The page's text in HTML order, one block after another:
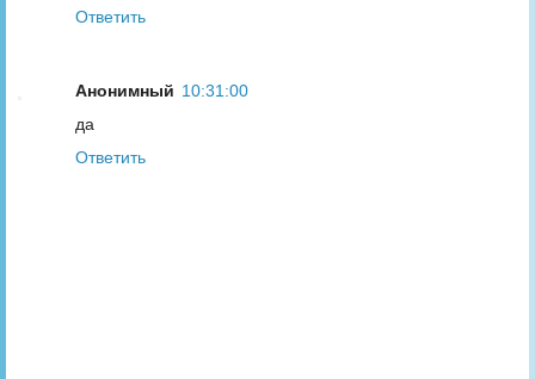
Ответить
Анонимный 10:31:00
да
Ответить